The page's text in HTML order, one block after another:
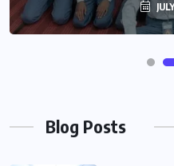
Blog Posts